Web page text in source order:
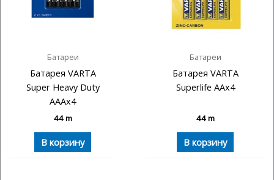
Батареи
Батарея VARTA
Super Heavy Duty
AAAx4
44m
В корзину
Батареи
Батарея VARTA
Superlife AAx4
44m
В корзину